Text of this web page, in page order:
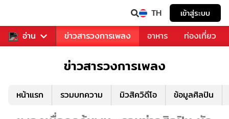
TH เข้าสู่ระบบ
อ่าน
ข่าวบันเทิง ข่าวสารวงการเพลง อาหาร ท่องเที่ยว
ข่าวสารวงการเพลง
หน้าแรก รวมบทความ มิวสิควิดีโอ ข้อมูลศิลปิน